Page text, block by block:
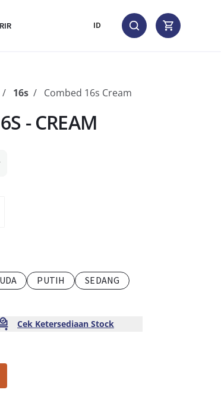
ID
16s Combed 16s Cream
- CREAM
PUTIH SEDANG
Cek Ketersediaan Stock